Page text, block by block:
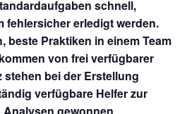
schnell,
fehlersicher erledigt werden.
beste Praktiken in einem Team
von frei verfügbarer
bei der Erstellung
verfügbare Helfer zur
gewonnen